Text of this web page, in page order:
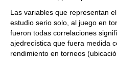
Las variables que representan
estudio serio solo, al juego en
fueron todas correlaciones
ajedrecística que fuera medida
rendimiento en torneos